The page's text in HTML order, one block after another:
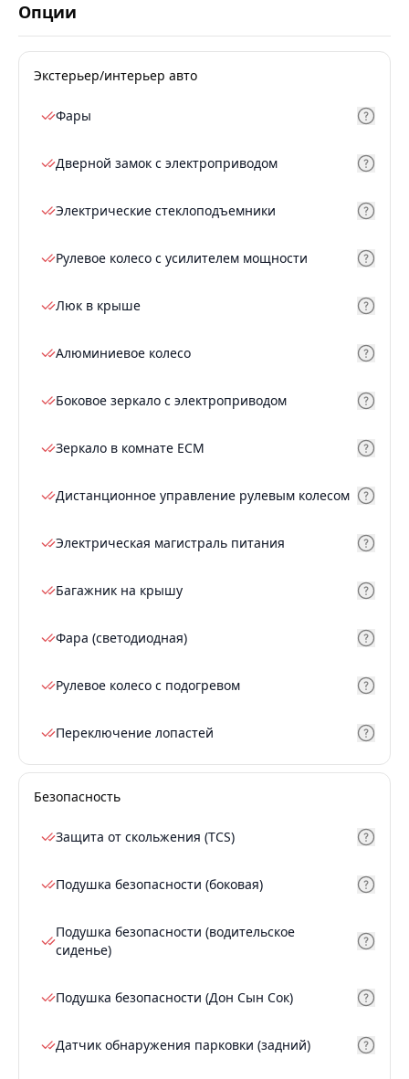
Опции
Экстерьер/интерьер авто
Фары
Дверной замок с электроприводом
Электрические стеклоподъемники
Рулевое колесо с усилителем мощности
Люк в крыше
Алюминиевое колесо
Боковое зеркало с электроприводом
Зеркало в комнате ECM
Дистанционное управление рулевым колесом
Электрическая магистраль питания
Багажник на крышу
Фара (светодиодная)
Рулевое колесо с подогревом
Переключение лопастей
Безопасность
Защита от скольжения (TCS)
Подушка безопасности (боковая)
Подушка безопасности (водительское
сиденье)
Подушка безопасности (Дон Сын Сок)
Датчик обнаружения парковки (задний)